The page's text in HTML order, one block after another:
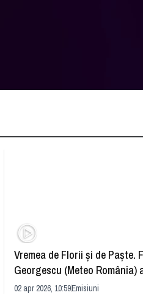
Vremea de Florii și de Paște.
Georgescu (Meteo România)
prognoza
02 apr 2026, 10:59Emisiuni